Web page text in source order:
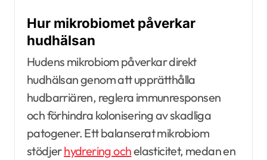
Hur mikrobiomet påverkar
hudhälsan
Hudens mikrobiom påverkar direkt
hudhälsan genom att upprätthålla
hudbarriären, reglera immunresponsen
och förhindra kolonisering av skadliga
patogener. Ett balanserat mikrobiom
stödjerhydrering ochelasticitet, medan en